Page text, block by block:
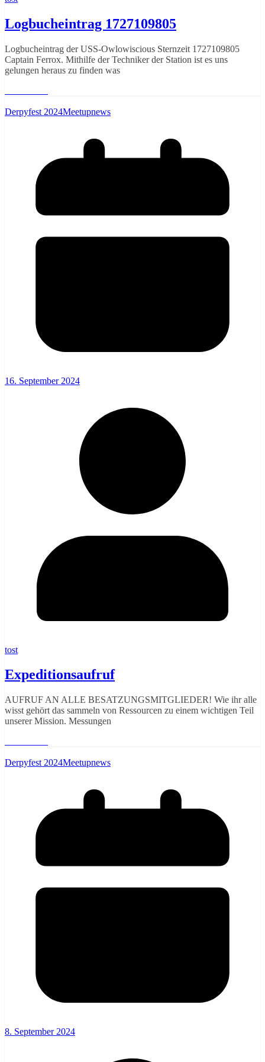
Logbucheintrag 1727109805
Logbucheintrag der USS-Owlowiscious Sternzeit 1727109805
Captain Ferrox. Mithilfe der Techniker der Station ist es uns
gelungen heraus zu finden was
Derpyfest 2024Meetupnews
16. September 2024
tost
Expeditionsaufruf
AUFRUF AN ALLE BESATZUNGSMITGLIEDER! Wie ihr alle
wisst gehört das sammeln von Ressourcen zu einem wichtigen Teil
unserer Mission. Messungen
Derpyfest 2024Meetupnews
8. September 2024